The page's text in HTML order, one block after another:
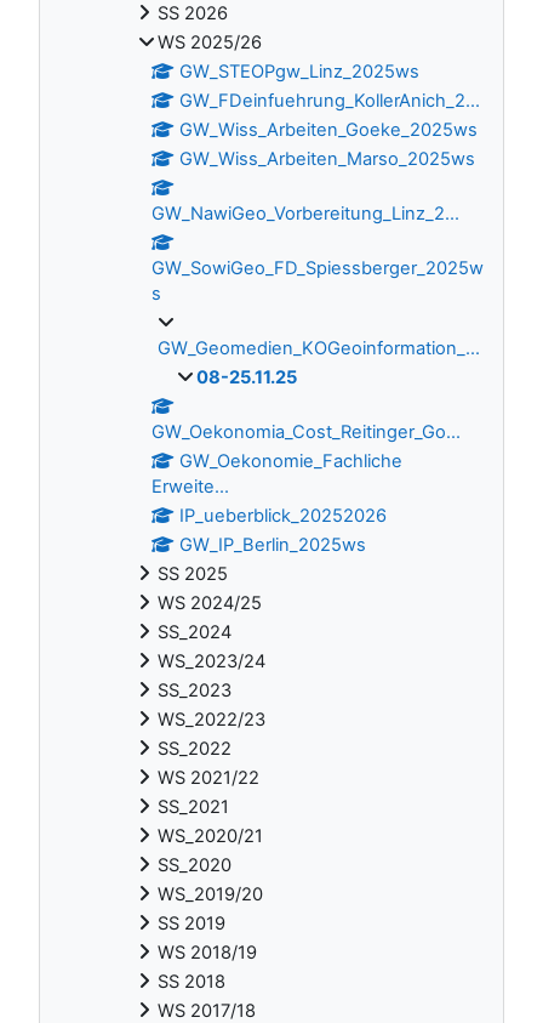
SS 2026
WS 2025/26
GW_STEOPgw_Linz_2025ws
GW_FDeinfuehrung_KollerAnich_2...
GW_Wiss_Arbeiten_Goeke_2025ws
GW_Wiss_Arbeiten_Marso_2025ws
GW_NawiGeo_Vorbereitung_Linz_2...
GW_SowiGeo_FD_Spiessberger_2025w
s
GW_Geomedien_KOGeoinformation_...
08-25.11.25
GW_Oekonomia_Cost_Reitinger_Go...
GW_Oekonomie_Fachliche
Erweite...
IP_ueberblick_20252026
GW_IP_Berlin_2025ws
SS 2025
WS 2024/25
SS_2024
WS_2023/24
SS_2023
WS_2022/23
SS_2022
WS 2021/22
SS_2021
WS_2020/21
SS_2020
WS_2019/20
SS 2019
WS 2018/19
SS 2018
WS 2017/18